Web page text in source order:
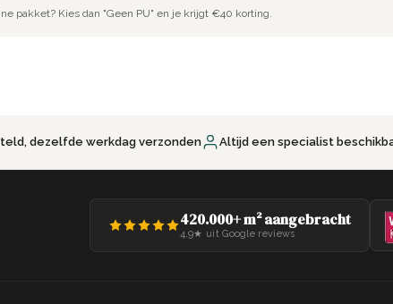
pakket? Kies dan "Geen PU" en je krijgt €40 korting.
dezelfde werkdag verzonden Altijd een specialist
420.000+ m² aangebracht
4,9★ uit Google reviews